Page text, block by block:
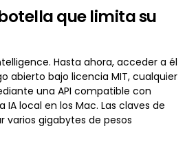
que limita su
Hasta ahora, acceder a él
abierto bajo licencia MIT, cualquier
una API compatible con
local en los Mac. Las claves de
varios gigabytes de pesos